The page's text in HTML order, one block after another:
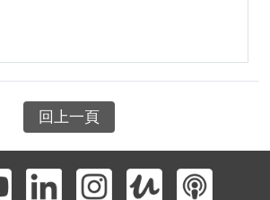
回上一頁